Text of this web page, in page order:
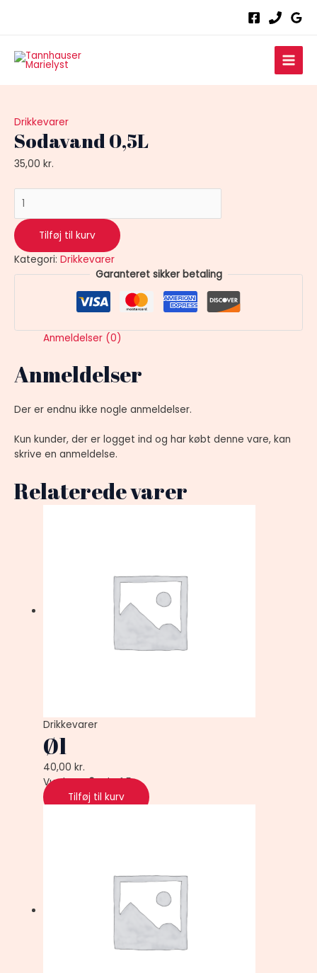
Main
Drikkevarer
Sodavand 0,5L
35,00 kr.
Tilføj til kurv
Kategori: Drikkevarer
Garanteret sikker betaling
Anmeldelser (0)
Anmeldelser
Der er endnu ikke nogle anmeldelser.
Kun kunder, der er logget ind og har købt denne vare, kan
skrive en anmeldelse.
Relaterede varer
Drikkevarer
Øl
40,00kr.
Vurderet0ud af 5
Tilføj til kurv